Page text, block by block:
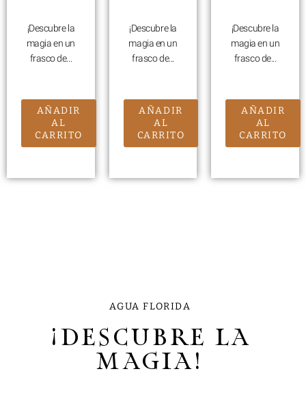
¡Descubre la
magia en un
frasco de...
AÑADIR
AL
CARRITO
¡Descubre la
magia en un
frasco de...
AÑADIR
AL
CARRITO
¡Descubre la
magia en un
frasco de...
AÑADIR
AL
CARRITO
AGUA FLORIDA
¡DESCUBRE LA
MAGIA!